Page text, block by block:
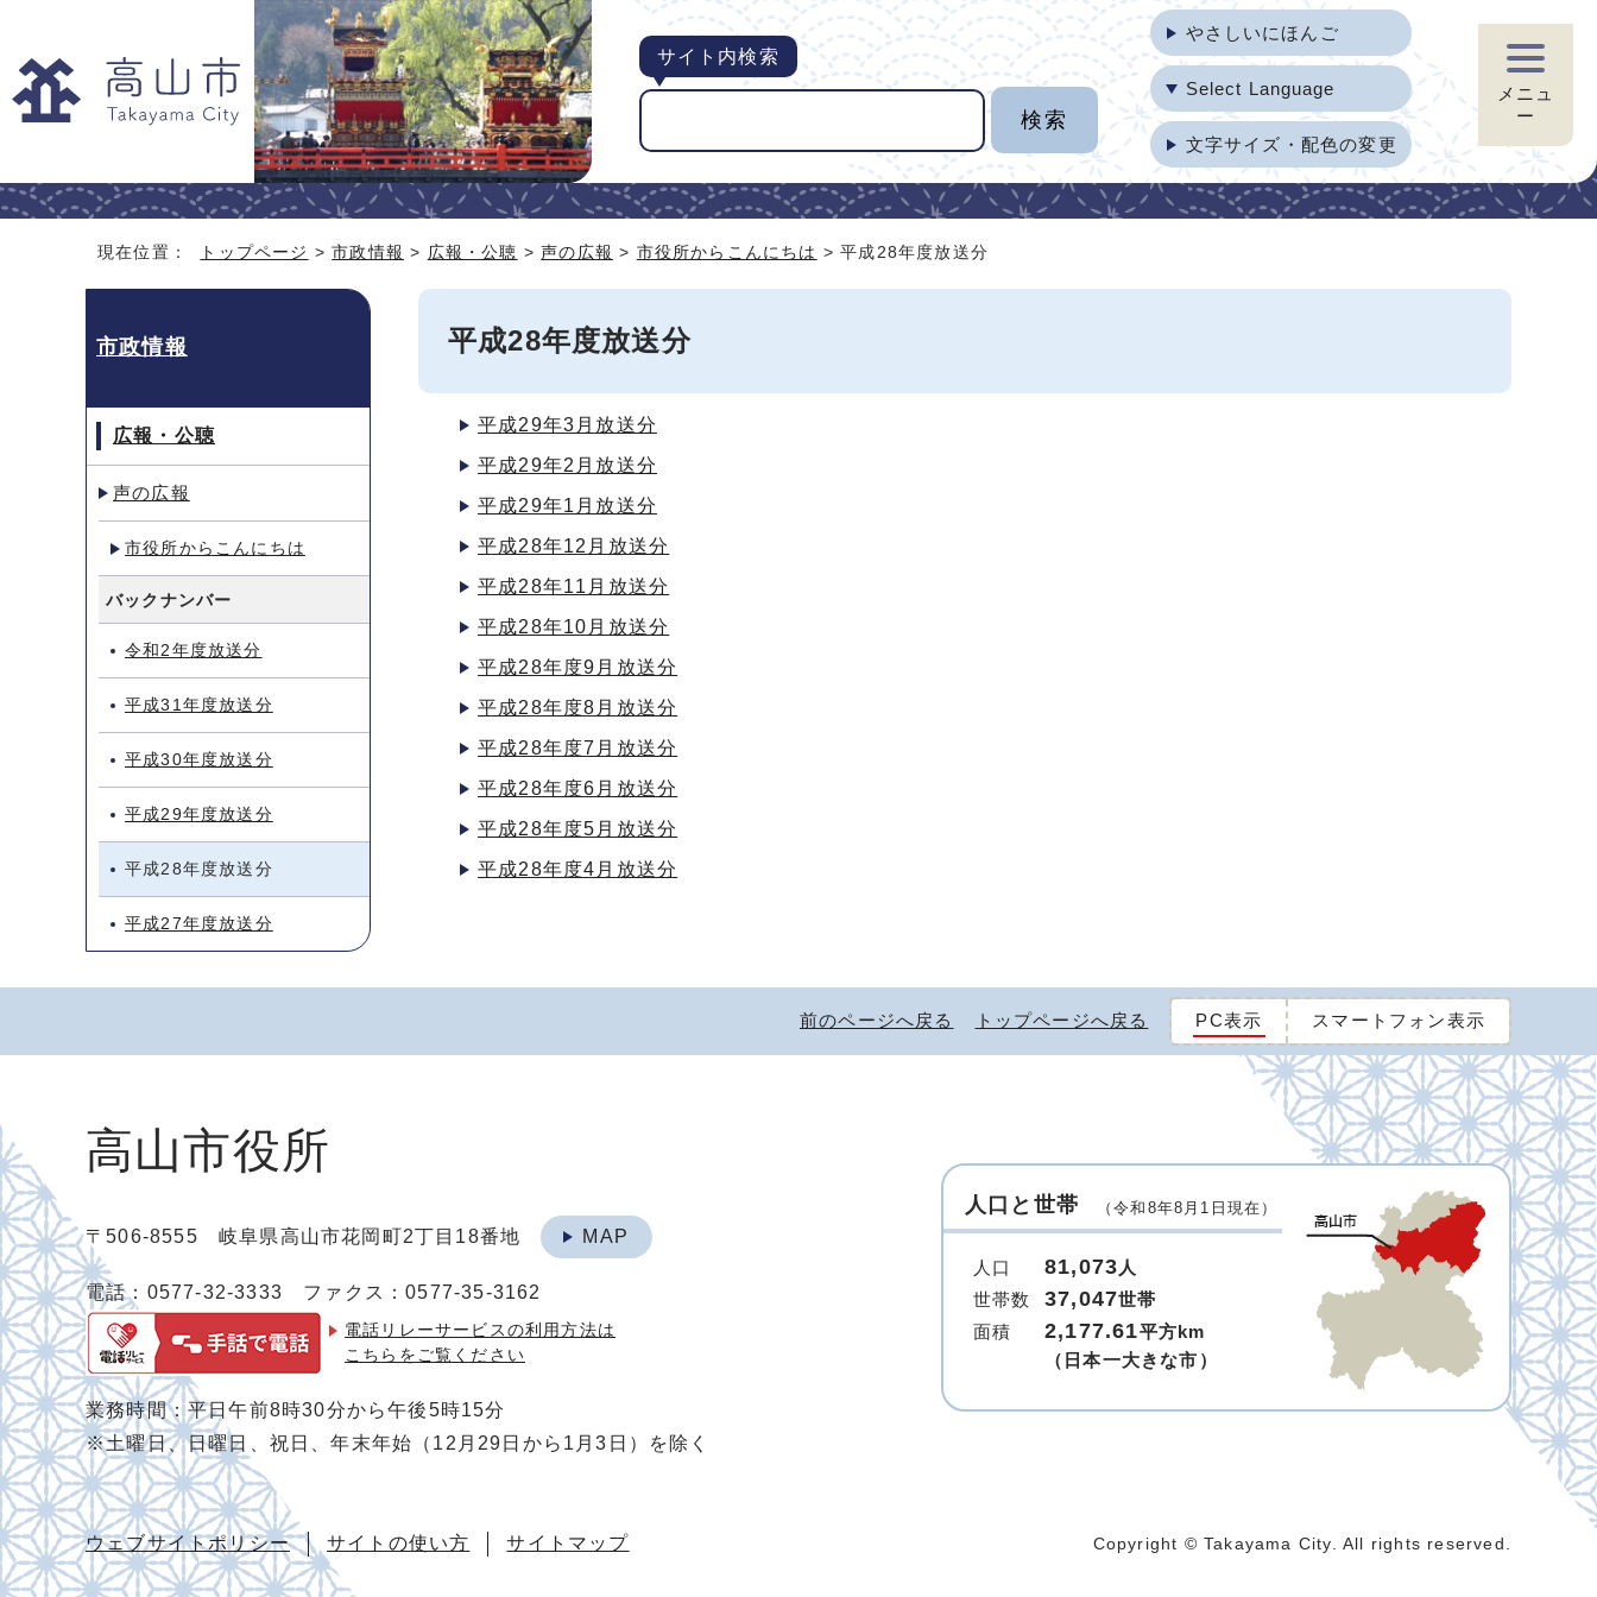
サイト内検索
やさしいにほんご
Select Language
文字サイズ・配色の変更
メニュ
ー
現在位置： トップページ >市政情報 > 広報・公聴 >声の広報 > 市役所からこんにちは > 平成28年度放送分
平成28年度放送分
平成29年3月放送分
平成29年2月放送分
平成29年1月放送分
平成28年12月放送分
平成28年11月放送分
平成28年10月放送分
平成28年度9月放送分
平成28年度8月放送分
平成28年度7月放送分
平成28年度6月放送分
平成28年度5月放送分
平成28年度4月放送分
市政情報
広報・公聴
声の広報
市役所からこんにちは
バックナンバー
令和2年度放送分
平成31年度放送分
平成30年度放送分
平成29年度放送分
平成28年度放送分
平成27年度放送分
前のページへ戻る トップページへ戻る PC表示 スマートフォン表示
高山市役所
〒506-8555 岐阜県高山市花岡町2丁目18番地 MAP
電話：0577-32-3333 ファクス：0577-35-3162
電話リレーサービスの利用方法は
こちらをご覧ください
業務時間：平日午前8時30分から午後5時15分
※土曜日、日曜日、祝日、年末年始（12月29日から1月3日）を除く
人口と世帯 （令和8年8月1日現在）
人口 81,073 人
世帯数
37,047世帯
面積
2,177.61平方km
（日本一大きな市）
ウェブサイトポリシー サイトの使い方 サイトマップ Copyright © Takayama City. All rights reserved.